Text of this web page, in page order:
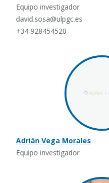
Equipo investigador
david.sosa@ulpgc.es
+34 928454520
Adrián Vega Morales
Equipo investigador